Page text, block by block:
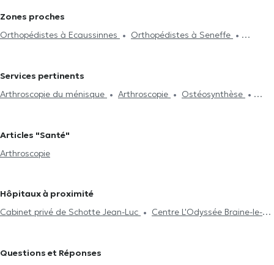
Zones proches
Orthopédistes à Ecaussinnes
Orthopédistes à Seneffe
Orthopédistes à Rhode-Saint-Genèse
Orthopédistes à Vieux-Genappe
Services pertinents
Arthroscopie du ménisque
Arthroscopie
Ostéosynthèse
Articles "Santé"
Arthroscopie
Hôpitaux à proximité
Cabinet privé de Schotte Jean-Luc
Centre L'Odyssée Braine-le-
Mère-Enfant des rives du Hain
Questions et Réponses